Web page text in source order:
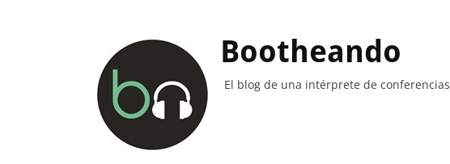
Bootheando
El blog de una intérprete de conferencias